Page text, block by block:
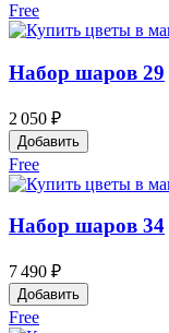
Free
Набор шаров 29
2 050 ₽
Добавить
Free
Набор шаров 34
7 490 ₽
Добавить
Free